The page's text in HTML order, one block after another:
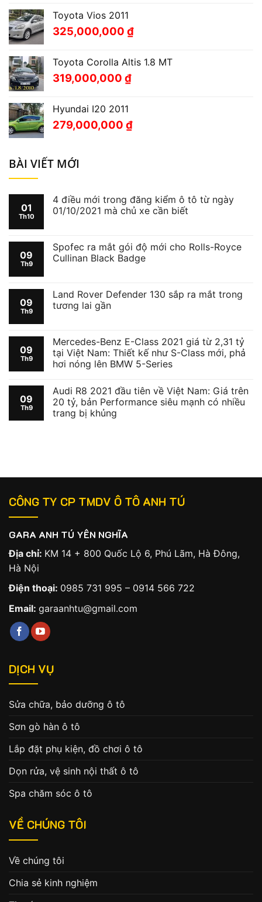
Toyota Vios 2011
325,000,000 ₫
Toyota Corolla Altis 1.8 MT
319,000,000 ₫
Hyundai I20 2011
279,000,000 ₫
BÀI VIẾT MỚI
01
Th10
4 điều mới trong đăng kiểm ô tô từ ngày
01/10/2021 mà chủ xe cần biết
09
Th9
Spofec ra mắt gói độ mới cho Rolls-Royce
Cullinan Black Badge
09
Th9
Land Rover Defender 130 sắp ra mắt trong
tương lai gần
09
Th9
Mercedes-Benz E-Class 2021 giá từ 2,31 tỷ
tại Việt Nam: Thiết kế như S-Class mới, phả
hơi nóng lên BMW 5-Series
09
Th9
Audi R8 2021 đầu tiên về Việt Nam: Giá trên
20 tỷ, bản Performance siêu mạnh có nhiều
trang bị khủng
CÔNG TY CP TMDV Ô TÔ ANH TÚ
GARA ANH TÚ YÊN NGHĨA
Địa chỉ: KM 14 + 800 Quốc Lộ 6, Phú Lãm, Hà Đông,
Hà Nội
Điện thoại: 0985 731 995 – 0914 566 722
Email: garaanhtu@gmail.com
DỊCH VỤ
Sửa chữa, bảo dưỡng ô tô
Sơn gò hàn ô tô
Lắp đặt phụ kiện, đồ chơi ô tô
Dọn rửa, vệ sinh nội thất ô tô
Spa chăm sóc ô tô
VỀ CHÚNG TÔI
Về chúng tôi
Chia sẻ kinh nghiệm